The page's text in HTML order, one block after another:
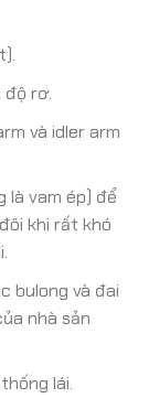
độ rơ.
và idler arm
là vam ép) để
khi rất khó
bulong và đai
nhà sản
lái.